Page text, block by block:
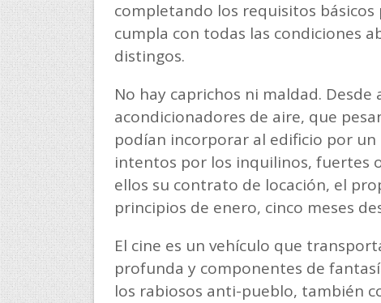
completando los requisitos
cumpla con todas las condiciones
distingos.
No hay caprichos ni maldad.
acondicionadores de aire, que
podían incorporar al edificio por
intentos por los inquilinos, fuertes
ellos su contrato de locación, el
principios de enero, cinco meses
El cine es un vehículo que
profunda y componentes de
los rabiosos anti-pueblo, también